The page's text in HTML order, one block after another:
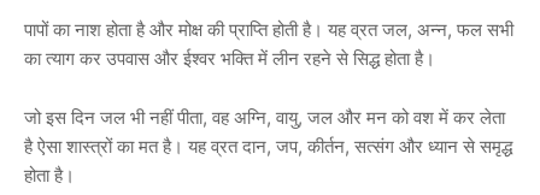
पापों का नाश होता है और मोक्ष की प्राप्ति होती है। यह व्रत जल, अन्न, फल सभी
का त्याग कर उपवास और ईश्वर भक्ति में लीन रहने से सिद्ध होता है।
जो इस दिन जल भी नहीं पीता, वह अग्नि, वायु, जल और मन को वश में कर लेता
है ऐसा शास्त्रों का मत है। यह व्रत दान, जप, कीर्तन, सत्संग और ध्यान से समृद्ध
होता है।